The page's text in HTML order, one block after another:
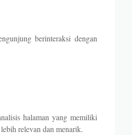
berinteraksi dengan
halaman yang memiliki
relevan dan menarik.